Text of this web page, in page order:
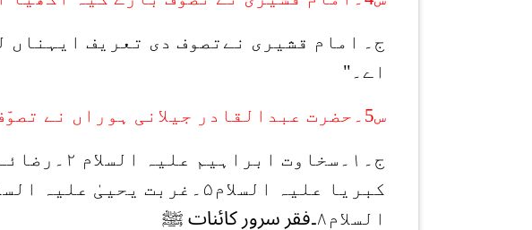
ج۔ امام قشیری نےتصوف دی تعریف ایہناں
اے۔"
س5۔حضرت عبدالقادر جیلانی ہوراں نے تصوّف کہڑیاں اٹھاں شیواں دا ناں دسیا؟
ج۔ ۱ ۔سخاوت ابراہیم علیہ السلام ۲
کبریا علیہ السلام ۵ ۔غربت یحییٰ علیہ
السلام ۸۔فقر سرور کائنات ﷺ